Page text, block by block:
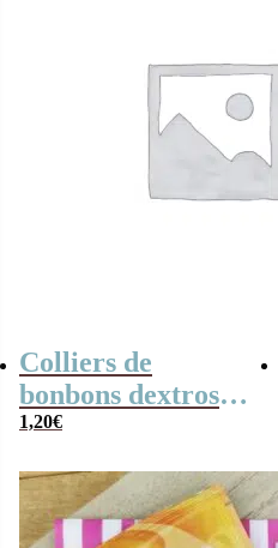
Colliers de
bonbons dextrose
x2
1,20€